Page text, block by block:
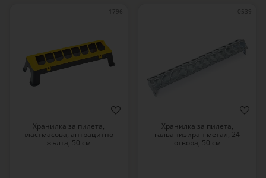
1796
Хранилка за пилета,
пластмасова, антрацитно-
жълта, 50 см
0539
Хранилка за пилета,
галванизиран метал, 24
отвора, 50 см